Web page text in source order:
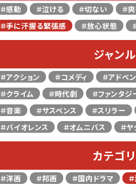
＃感動 ＃泣ける ＃切ない ＃
＃手に汗握る緊張感
＃放心状態
ジャン
＃アクション ＃コメディ ＃アドベ
＃クライム
＃時代劇 ＃ファンタジ
＃音楽
＃サスペンス ＃スリラー
＃バイオレンス
＃オムニバス ＃ヤ
カテゴ
＃洋画 ＃邦画 ＃国内ドラマ